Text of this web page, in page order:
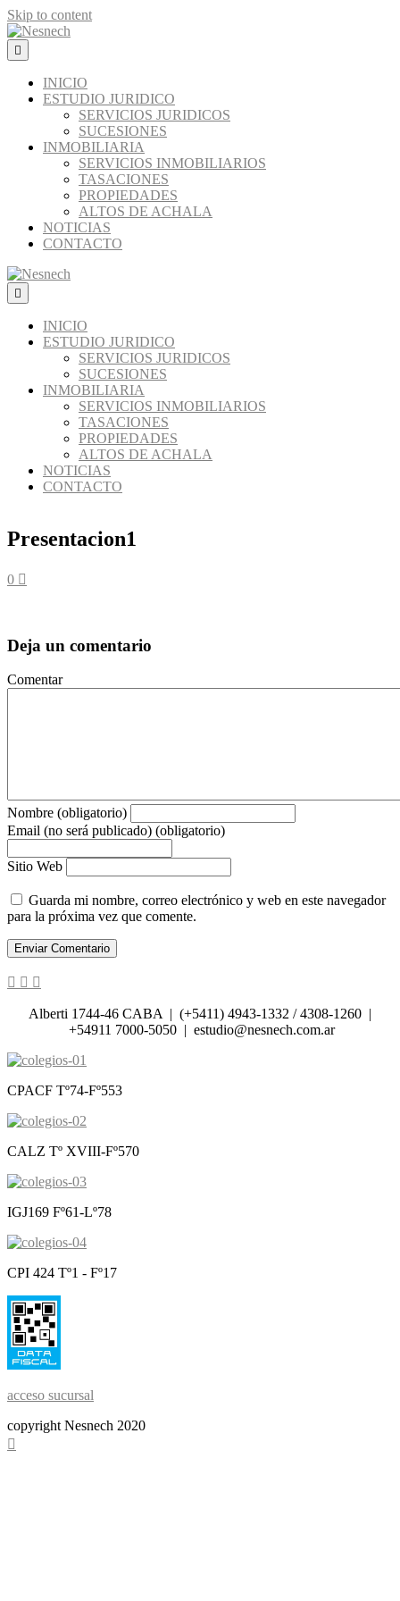
Skip to content
INICIO
ESTUDIO JURIDICO
SERVICIOS JURIDICOS
SUCESIONES
INMOBILIARIA
SERVICIOS INMOBILIARIOS
TASACIONES
PROPIEDADES
ALTOS DE ACHALA
NOTICIAS
CONTACTO
INICIO
ESTUDIO JURIDICO
SERVICIOS JURIDICOS
SUCESIONES
INMOBILIARIA
SERVICIOS INMOBILIARIOS
TASACIONES
PROPIEDADES
ALTOS DE ACHALA
NOTICIAS
CONTACTO
Presentacion1
0
Deja un comentario
Comentar
Nombre (obligatorio)
Email (no será publicado) (obligatorio)
Sitio Web
Guarda mi nombre, correo electrónico y web en este navegador
para la próxima vez que comente.
Alberti 1744-46 CABA | (+5411) 4943-1332 / 4308-1260 |
+54911 7000-5050 | estudio@nesnech.com.ar
CPACF Tº74-Fº553
CALZ Tº XVIII-Fº570
IGJ169 Fº61-Lº78
CPI 424 Tº1 - Fº17
acceso sucursal
copyright Nesnech 2020
Scroll